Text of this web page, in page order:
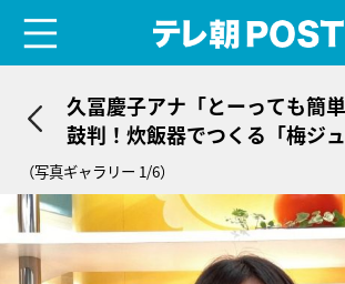
久冨慶子アナ「とーっても簡
鼓判！炊飯器でつくる「梅ジュ
（写真ギャラリー 1/6）